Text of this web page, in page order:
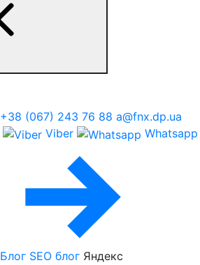
+38 (067) 243 76 88 a@fnx.dp.ua
Viber Whatsapp
Блог SEO блог Яндекс